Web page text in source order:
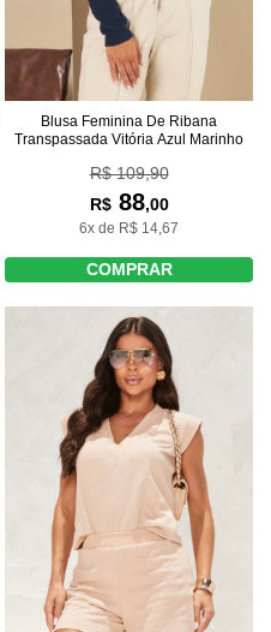
Blusa Feminina De Ribana
Transpassada Vitória Azul Marinho
R$ 109,90
R$88,00
6x de R$ 14,67
COMPRAR